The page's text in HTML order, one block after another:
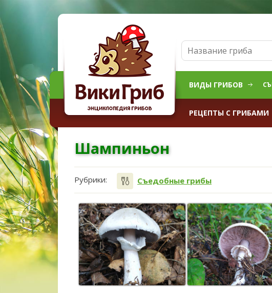
ВИДЫ ГРИБОВ
РЕЦЕПТЫ С ГРИБАМИ
Шампиньон
Рубрики: Съедобные грибы